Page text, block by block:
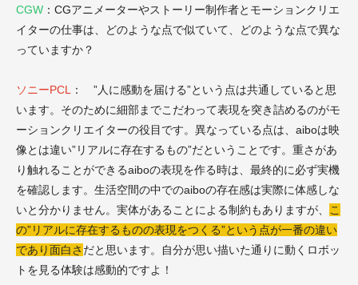
CGW ：CGアニメーターやストーリー制作者とモーションクリエ
イターの仕事は、どのような点で似ていて、どのような点で異な
っていますか？
ソニーPCL
： ”人に感動を届ける”という点は共通していると思
います。そのために細部までこだわって表現を突き詰めるのがモ
ーションクリエイターの役目です。異なっている点は、aiboは映
像とは違い”リアルに存在するもの”だということです。重さがあ
り触れることができるaiboの表現を作る時は、最終的に必ず実機
を確認します。生活空間の中でのaiboの存在感は実際に体感しな
いと分かりません。実体があることによる制約もありますが、
こ
の”リアルに存在するものの表現をつくる”という点が一番の違い
であり面白さ だと思います。自分が思い描いた通りに動くロボッ
トを見る体験は感動的ですよ！